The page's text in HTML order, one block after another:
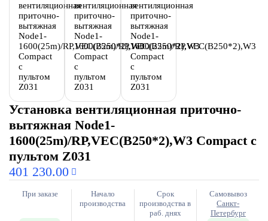
Установка вентиляционная приточно-
вытяжная Node1-
1600(25m)/RP,VEC(B250*2),W3 Compact с
пультом Z031
401 230.00
При заказе
Начало
производства
Срок
производства в
раб. днях
Самовывоз
Санкт-
Петербург